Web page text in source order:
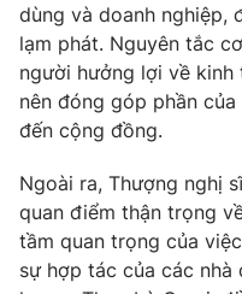
® Cấm sao chép dưới mọi
thuận bằng văn bản. Ghi
thông tin từ website này.
dùng và doanh nghiệp,
lạm phát. Nguyên tắc
người hưởng lợi về kinh
nên đóng góp phần
đến cộng đồng.
Ngoài ra, Thượng nghị
quan điểm thận trọng
tầm quan trọng của
sự hợp tác của các